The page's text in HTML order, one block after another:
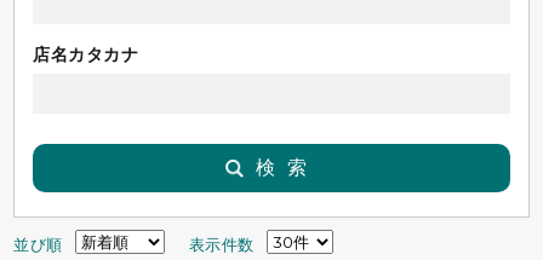
店名カタカナ
検索
並び順 表示件数